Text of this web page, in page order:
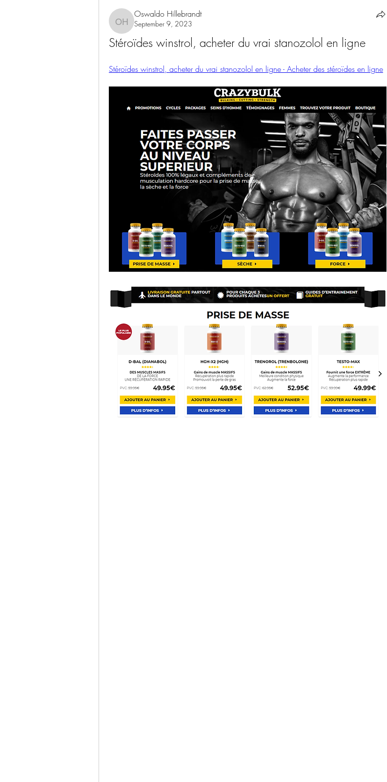
Oswaldo Hillebrandt
Oswaldo Hillebrandt
September 9, 2023
Stéroïdes winstrol, acheter du vrai stanozolol en ligne
Stéroïdes winstrol, acheter du vrai stanozolol en ligne - Acheter des stéroïdes en ligne